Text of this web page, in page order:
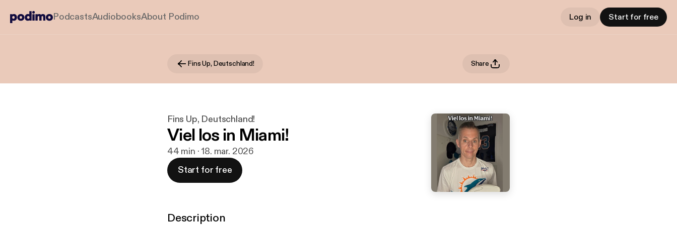
PodcastsAudiobooksAbout Podimo Log in Start for free
Fins Up, Deutschland! Share
Fins Up, Deutschland!
Viel los in Miami!
44 min · 18. mar. 2026
Start for free
Description